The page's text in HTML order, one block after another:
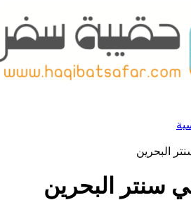
البحرين
سنتر البحرين